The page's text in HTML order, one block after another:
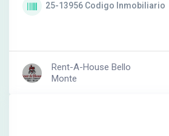
25-13956 Codigo Inmobiliario
Rent-A-House Bello
Monte